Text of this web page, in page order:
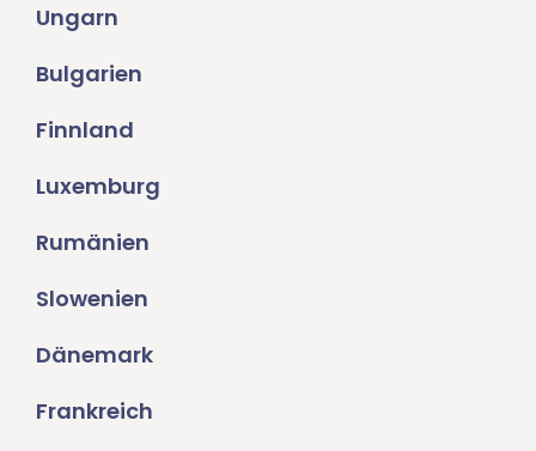
Ungarn
Bulgarien
Finnland
Luxemburg
Rumänien
Slowenien
Dänemark
Frankreich